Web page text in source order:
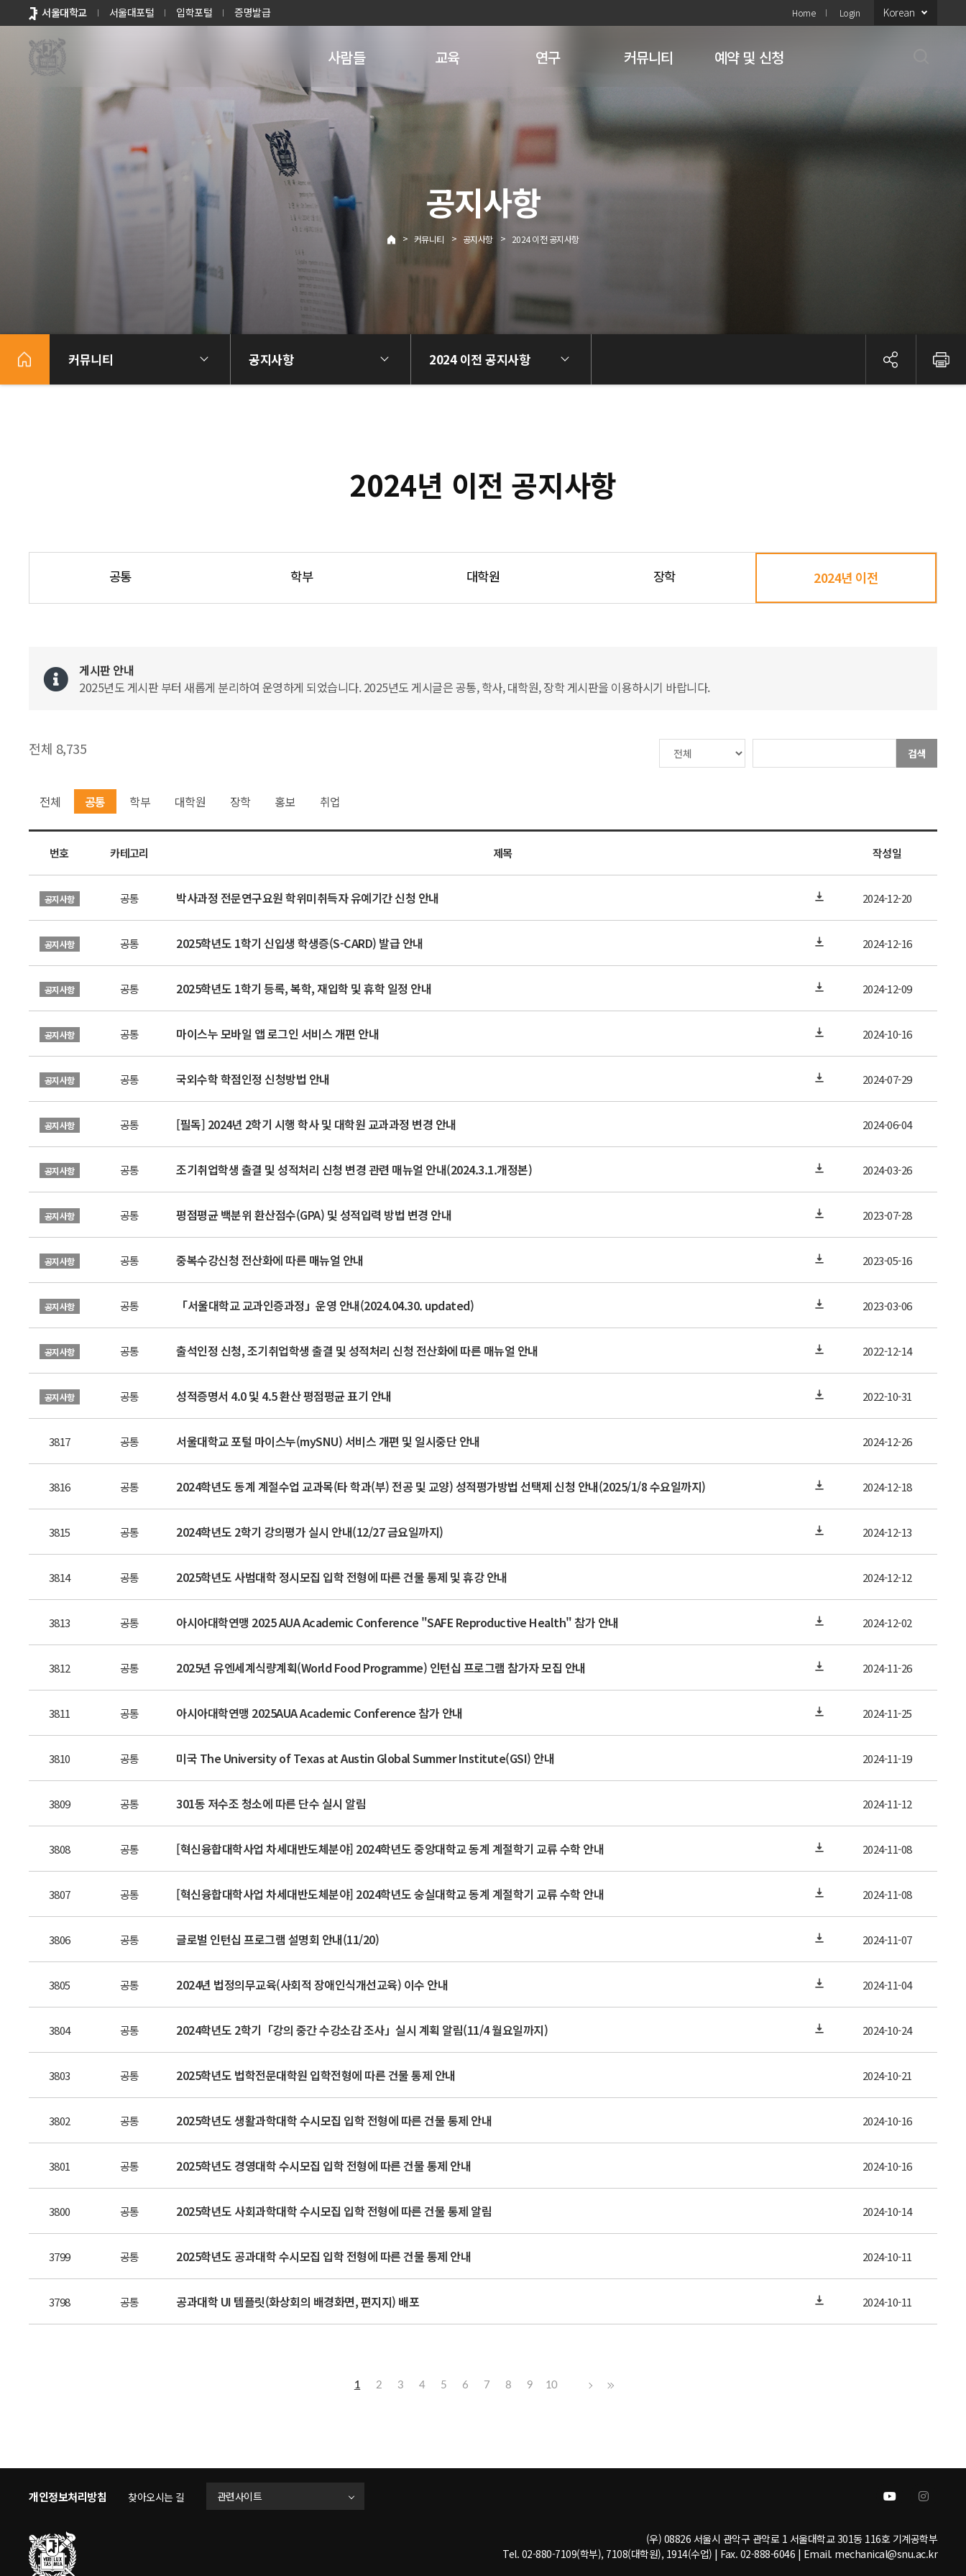
바로가기
메뉴
서울대학교 서울대포털 입학포털 증명발급 Home Login Korean
사람들 교육 연구 커뮤니티 예약 및 신청
공지사항
> 커뮤니티 > 공지사항 > 2024 이전 공지사항
커뮤니티 공지사항 2024 이전 공지사항
2024년 이전 공지사항
공통 학부 대학원 장학 2024년 이전
게시판 안내
2025년도 게시판 부터 새롭게 분리하여 운영하게 되었습니다. 2025년도 게시글은 공통, 학사, 대학원, 장학 게시판을 이용하시기 바랍니다.
전체 8,735 검색
전체 공통 학부 대학원 장학 홍보 취업
번호 카테고리 제목 작성일
공지사항 공통 박사과정 전문연구요원 학위미취득자 유예기간 신청 안내 2024-12-20
공지사항 공통 2025학년도 1학기 신입생 학생증(S-CARD) 발급 안내 2024-12-16
공지사항 공통 2025학년도 1학기 등록, 복학, 재입학 및 휴학 일정 안내 2024-12-09
공지사항 공통 마이스누 모바일 앱 로그인 서비스 개편 안내 2024-10-16
공지사항 공통 국외수학 학점인정 신청방법 안내 2024-07-29
공지사항 공통 [필독] 2024년 2학기 시행 학사 및 대학원 교과과정 변경 안내 2024-06-04
공지사항 공통 조기취업학생 출결 및 성적처리 신청 변경 관련 매뉴얼 안내(2024.3.1.개정본) 2024-03-26
공지사항 공통 평점평균 백분위 환산점수(GPA) 및 성적입력 방법 변경 안내 2023-07-28
공지사항 공통 중복수강신청 전산화에 따른 매뉴얼 안내 2023-05-16
공지사항 공통 「서울대학교 교과인증과정」운영 안내(2024.04.30. updated) 2023-03-06
공지사항 공통 출석인정 신청, 조기취업학생 출결 및 성적처리 신청 전산화에 따른 매뉴얼 안내 2022-12-14
공지사항 공통 성적증명서 4.0 및 4.5 환산 평점평균 표기 안내 2022-10-31
3817 공통 서울대학교 포털 마이스누(mySNU) 서비스 개편 및 일시중단 안내 2024-12-26
3816 공통 2024학년도 동계 계절수업 교과목(타 학과(부) 전공 및 교양) 성적평가방법 선택제 신청 안내(2025/1/8 수요일까지) 2024-12-18
3815 공통 2024학년도 2학기 강의평가 실시 안내(12/27 금요일까지) 2024-12-13
3814 공통 2025학년도 사범대학 정시모집 입학 전형에 따른 건물 통제 및 휴강 안내 2024-12-12
3813 공통 아시아대학연맹 2025 AUA Academic Conference "SAFE Reproductive Health" 참가 안내 2024-12-02
3812 공통 2025년 유엔세계식량계획(World Food Programme) 인턴십 프로그램 참가자 모집 안내 2024-11-26
3811 공통 아시아대학연맹 2025AUA Academic Conference 참가 안내 2024-11-25
3810 공통 미국 The University of Texas at Austin Global Summer Institute(GSI) 안내 2024-11-19
3809 공통 301동 저수조 청소에 따른 단수 실시 알림 2024-11-12
3808 공통 [혁신융합대학사업 차세대반도체분야] 2024학년도 중앙대학교 동계 계절학기 교류 수학 안내 2024-11-08
3807 공통 [혁신융합대학사업 차세대반도체분야] 2024학년도 숭실대학교 동계 계절학기 교류 수학 안내 2024-11-08
3806 공통 글로벌 인턴십 프로그램 설명회 안내(11/20) 2024-11-07
3805 공통 2024년 법정의무교육(사회적 장애인식개선교육) 이수 안내 2024-11-04
3804 공통 2024학년도 2학기「강의 중간 수강소감 조사」실시 계획 알림(11/4 월요일까지) 2024-10-24
3803 공통 2025학년도 법학전문대학원 입학전형에 따른 건물 통제 안내 2024-10-21
3802 공통 2025학년도 생활과학대학 수시모집 입학 전형에 따른 건물 통제 안내 2024-10-16
3801 공통 2025학년도 경영대학 수시모집 입학 전형에 따른 건물 통제 안내 2024-10-16
3800 공통 2025학년도 사회과학대학 수시모집 입학 전형에 따른 건물 통제 알림 2024-10-14
3799 공통 2025학년도 공과대학 수시모집 입학 전형에 따른 건물 통제 안내 2024-10-11
3798 공통 공과대학 UI 템플릿(화상회의 배경화면, 편지지) 배포 2024-10-11
1 2 3 4 5 6 7 8 9 10
개인정보처리방침 찾아오시는 길 관련사이트
(우) 08826 서울시 관악구 관악로 1 서울대학교 301동 116호 기계공학부
Tel. 02-880-7109(학부), 7108(대학원), 1914(수업) | Fax. 02-888-6046 | Email. mechanical@snu.ac.kr